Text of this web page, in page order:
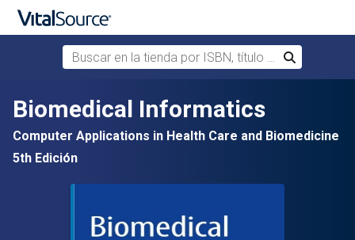
Saltar al contenido principal
Buscar en la tienda por ISBN, título o autor
Buscar
Biomedical Informatics
Computer Applications in Health Care and Biomedicine
5th Edición